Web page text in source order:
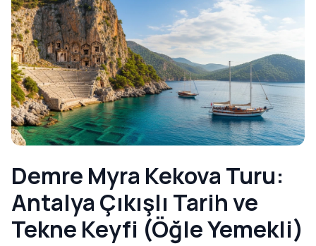
Demre Myra Kekova Turu:
Antalya Çıkışlı Tarih ve
Tekne Keyfi (Öğle Yemekli)